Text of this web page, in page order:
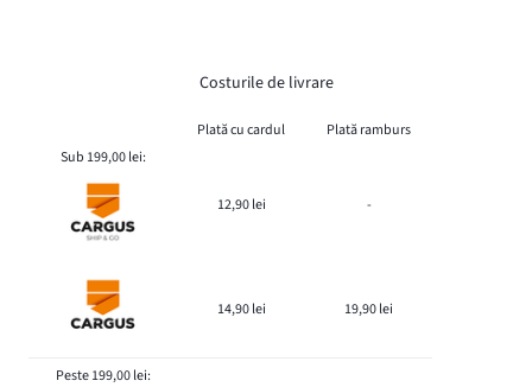
Costurile de livrare
Plată cu cardul
Plată ramburs
Sub 199,00 lei:
12,90 lei -
14,90 lei 19,90 lei
Peste 199,00 lei: